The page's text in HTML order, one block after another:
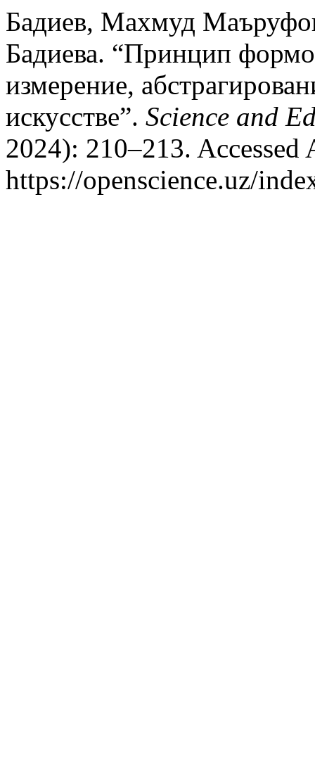
Бадиев, Махмуд
Бадиева. “Принцип
измерение,
искусстве”. Science and
2024): 210–213. Accessed
https://openscience.uz/